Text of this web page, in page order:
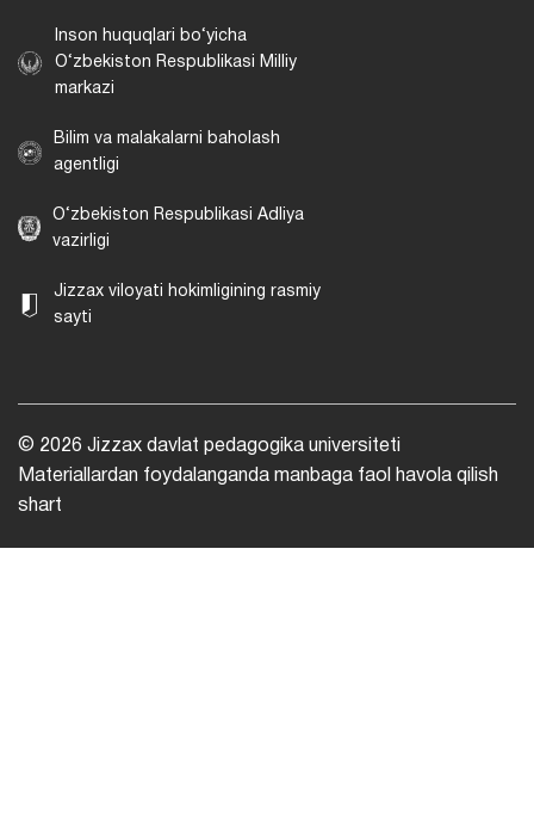
Inson huquqlari bo‘yicha
O‘zbekiston Respublikasi Milliy
markazi
Bilim va malakalarni baholash
agentligi
O‘zbekiston Respublikasi Adliya
vazirligi
Jizzax viloyati hokimligining rasmiy
sayti
© 2026 Jizzax davlat pedagogika universiteti
Materiallardan foydalanganda manbaga faol havola qilish
shart